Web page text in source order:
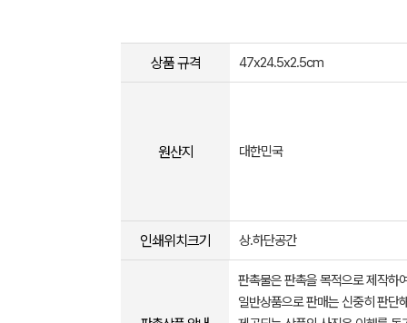
상품 규격 47x24.5x2.5cm
원산지 대한민국
인쇄위치크기 상.하단공간
판촉물은 판촉을 목적으로 제작하
일반상품으로 판매는 신중히 판단